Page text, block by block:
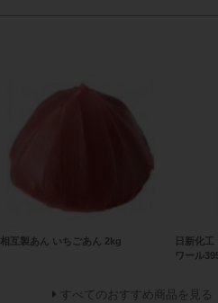
相互製あん いちごあん 2kg
日新化
ワール
すべてのおすすめ商品を見る